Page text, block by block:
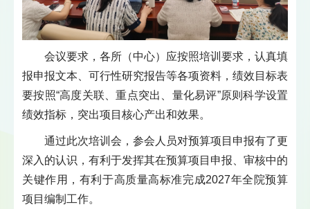
会议要求，各所（中心）应按照培训要求，认真填
报申报文本、可行性研究报告等各项资料，绩效目标表
要按照“高度关联、重点突出、量化易评”原则科学设置
绩效指标，突出项目核心产出和效果。
通过此次培训会，参会人员对预算项目申报有了更
深入的认识，有利于发挥其在预算项目申报、审核中的
关键作用，有利于高质量高标准完成2027年全院预算
项目编制工作。